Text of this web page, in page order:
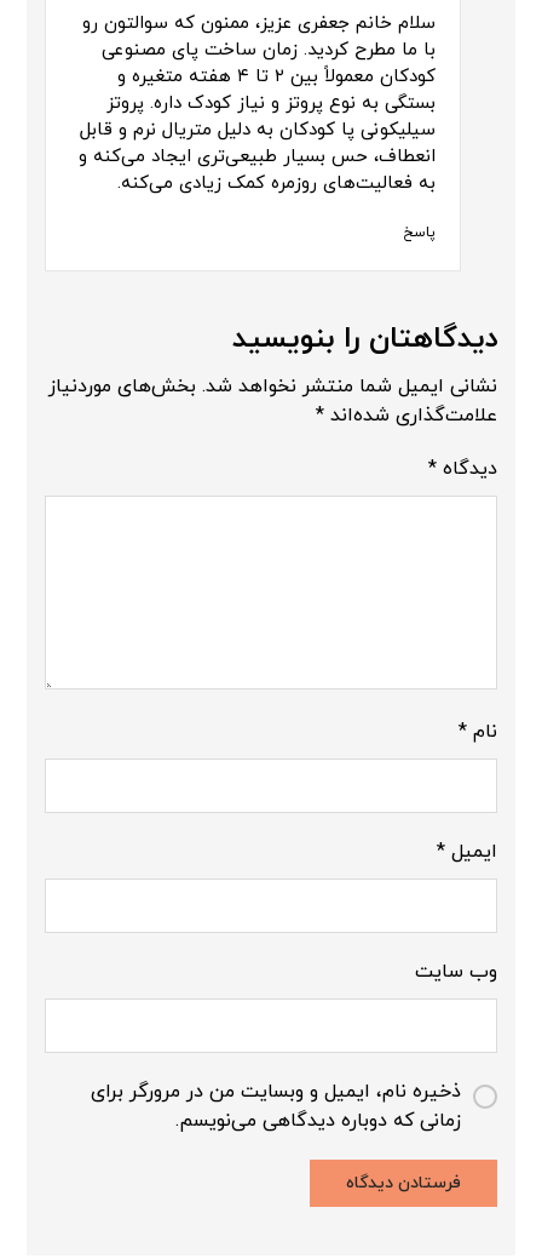
سلام خانم جعفری عزیز، ممنون که سوالتون رو
با ما مطرح کردید. زمان ساخت پای مصنوعی
کودکان معمولاً بین ۲ تا ۴ هفته متغیره و
بستگی به نوع پروتز و نیاز کودک داره. پروتز
سیلیکونی پا کودکان به دلیل متریال نرم و قابل
انعطاف، حس بسیار طبیعی‌تری ایجاد می‌کنه و
به فعالیت‌های روزمره کمک زیادی می‌کنه.
پاسخ
دیدگاهتان را بنویسید
نشانی ایمیل شما منتشر نخواهد شد. بخش‌های موردنیاز
علامت‌گذاری شده‌اند*
دیدگاه*
نام*
ایمیل*
وب‌ سایت
ذخیره نام، ایمیل و وبسایت من در مرورگر برای
زمانی که دوباره دیدگاهی می‌نویسم.